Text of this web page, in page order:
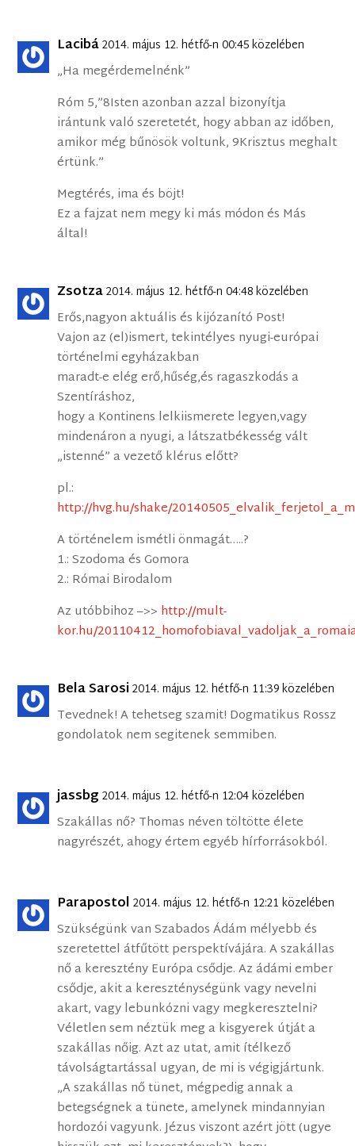
Lacibá2014. május 12. hétfő-n 00:45 közelében
„Ha megérdemelnénk”
Róm 5,”8Isten azonban azzal bizonyítja
irántunk való szeretetét, hogy abban az időben,
amikor még bűnösök voltunk, 9Krisztus meghalt
értünk.”
Megtérés, ima és böjt!
Ez a fajzat nem megy ki más módon és Más
által!
Zsotza2014. május 12. hétfő-n 04:48 közelében
Erős,nagyon aktuális és kijózanító Post!
Vajon az (el)ismert, tekintélyes nyugi-európai
történelmi egyházakban
maradt-e elég erő,hűség,és ragaszkodás a
Szentíráshoz,
hogy a Kontinens lelkiismerete legyen,vagy
mindenáron a nyugi, a látszatbékesség vált
„istenné” a vezető klérus előtt?
pl.:
http://hvg.hu/shake/
A történelem ismétli önmagát…..?
1.: Szodoma és Gomora
2.: Római Birodalom
Az utóbbihoz –>> http://mult-
kor.hu/
Bela Sarosi2014. május 12. hétfő-n 11:39 közelében
Tevednek! A tehetseg szamit! Dogmatikus Rossz
gondolatok nem segitenek semmiben.
jassbg 2014. május 12. hétfő-n 12:04 közelében
Szakállas nő? Thomas néven töltötte élete
nagyrészét, ahogy értem egyéb hírforrásokból.
Parapostol 2014. május 12. hétfő-n 12:21 közelében
Szükségünk van Szabados Ádám mélyebb és
szeretettel átfűtött perspektívájára. A szakállas
nő a keresztény Európa csődje. Az ádámi ember
csődje, akit a kereszténységünk vagy nevelni
akart, vagy lebunkózni vagy megkeresztelni?
Véletlen sem néztük meg a kisgyerek útját a
szakállas nőig. Azt az utat, amit ítélkező
távolságtartással ugyan, de mi is végigjártunk.
„A szakállas nő tünet, mégpedig annak a
betegségnek a tünete, amelynek mindannyian
hordozói vagyunk. Jézus viszont azért jött (ugye